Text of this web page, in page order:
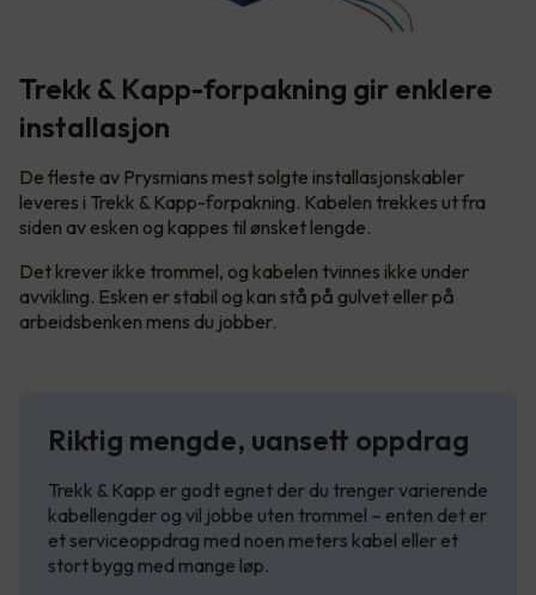
Trekk & Kapp-forpakning gir enklere
installasjon
De fleste av Prysmians mest solgte installasjonskabler
leveres i Trekk & Kapp-forpakning. Kabelen trekkes ut fra
siden av esken og kappes til ønsket lengde.
Det krever ikke trommel, og kabelen tvinnes ikke under
avvikling. Esken er stabil og kan stå på gulvet eller på
arbeidsbenken mens du jobber.
Riktig mengde, uansett oppdrag
Trekk & Kapp er godt egnet der du trenger varierende
kabellengder og vil jobbe uten trommel – enten det er
et serviceoppdrag med noen meters kabel eller et
stort bygg med mange løp.